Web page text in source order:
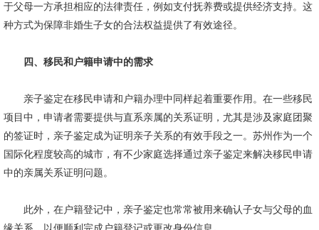
于父母一方承担相应的法律责任，例如支付抚养费或提供经济支持。这
种方式为保障非婚生子女的合法权益提供了有效途径。
四、移民和户籍申请中的需求
亲子鉴定在移民申请和户籍办理中同样起着重要作用。在一些移民
项目中，申请者需要提供与直系亲属的关系证明，尤其是涉及家庭团聚
的签证时，亲子鉴定成为证明亲子关系的有效手段之一。苏州作为一个
国际化程度较高的城市，有不少家庭选择通过亲子鉴定来解决移民申请
中的亲属关系证明问题。
此外，在户籍登记中，亲子鉴定也常常被用来确认子女与父母的血